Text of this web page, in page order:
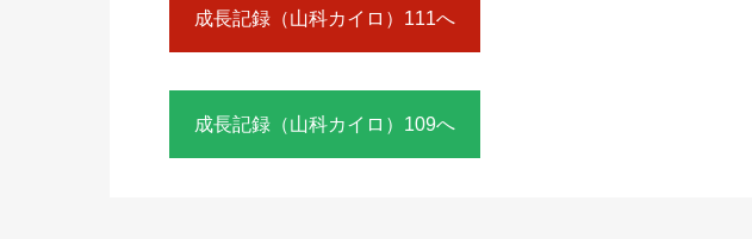
成長記録（山科カイロ）111へ
成長記録（山科カイロ）109へ